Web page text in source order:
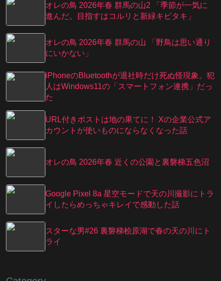
オレの鳥 2026年春 群馬の山2 「季節が一気に
進んだ。目指すはコルリと新緑キビタキ」
オレの鳥 2026年春 群馬の山 「野鳥は思い通り
にいかない」
iPhoneのBluetoothが退社時だけ死ぬ怪現象。犯
人はWindows11の「スマートフォン連携」だっ
た
URL付きポストは地の果てに！ Xの企業公式ア
カウントが使いものにならなくなった話
オレの鳥 2026年春 近くの公園と裏磐梯五色沼
Google Pixel 8a 星空モードで天の川撮影にトラ
イしたらめっちゃキレイで感動した話
スターな男#26 裏磐梯桧原湖で春の天の川にト
ライ